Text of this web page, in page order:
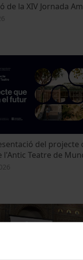
de la XIV Jornada
del projecte
l'Antic Teatre de